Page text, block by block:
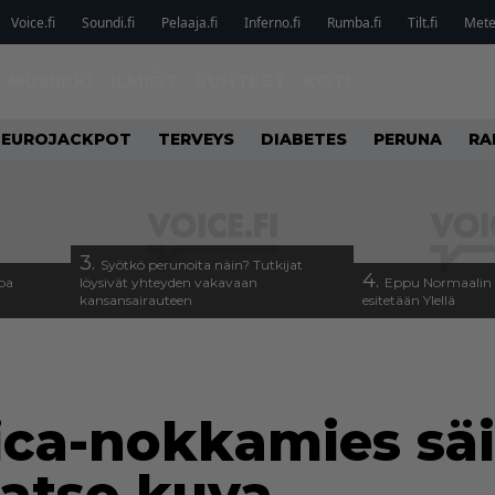
Voice.fi Soundi.fi Pelaaja.fi Inferno.fi Rumba.fi Tilt.fi
EUROJACKPOT TERVEYS DIABETES PERUNA
3. Syötkö perunoita näin? Tutkijat
löysivät yhteyden vakavaan
kansansairauteen
4. Eppu
esitetään Ylellä
nokkamies